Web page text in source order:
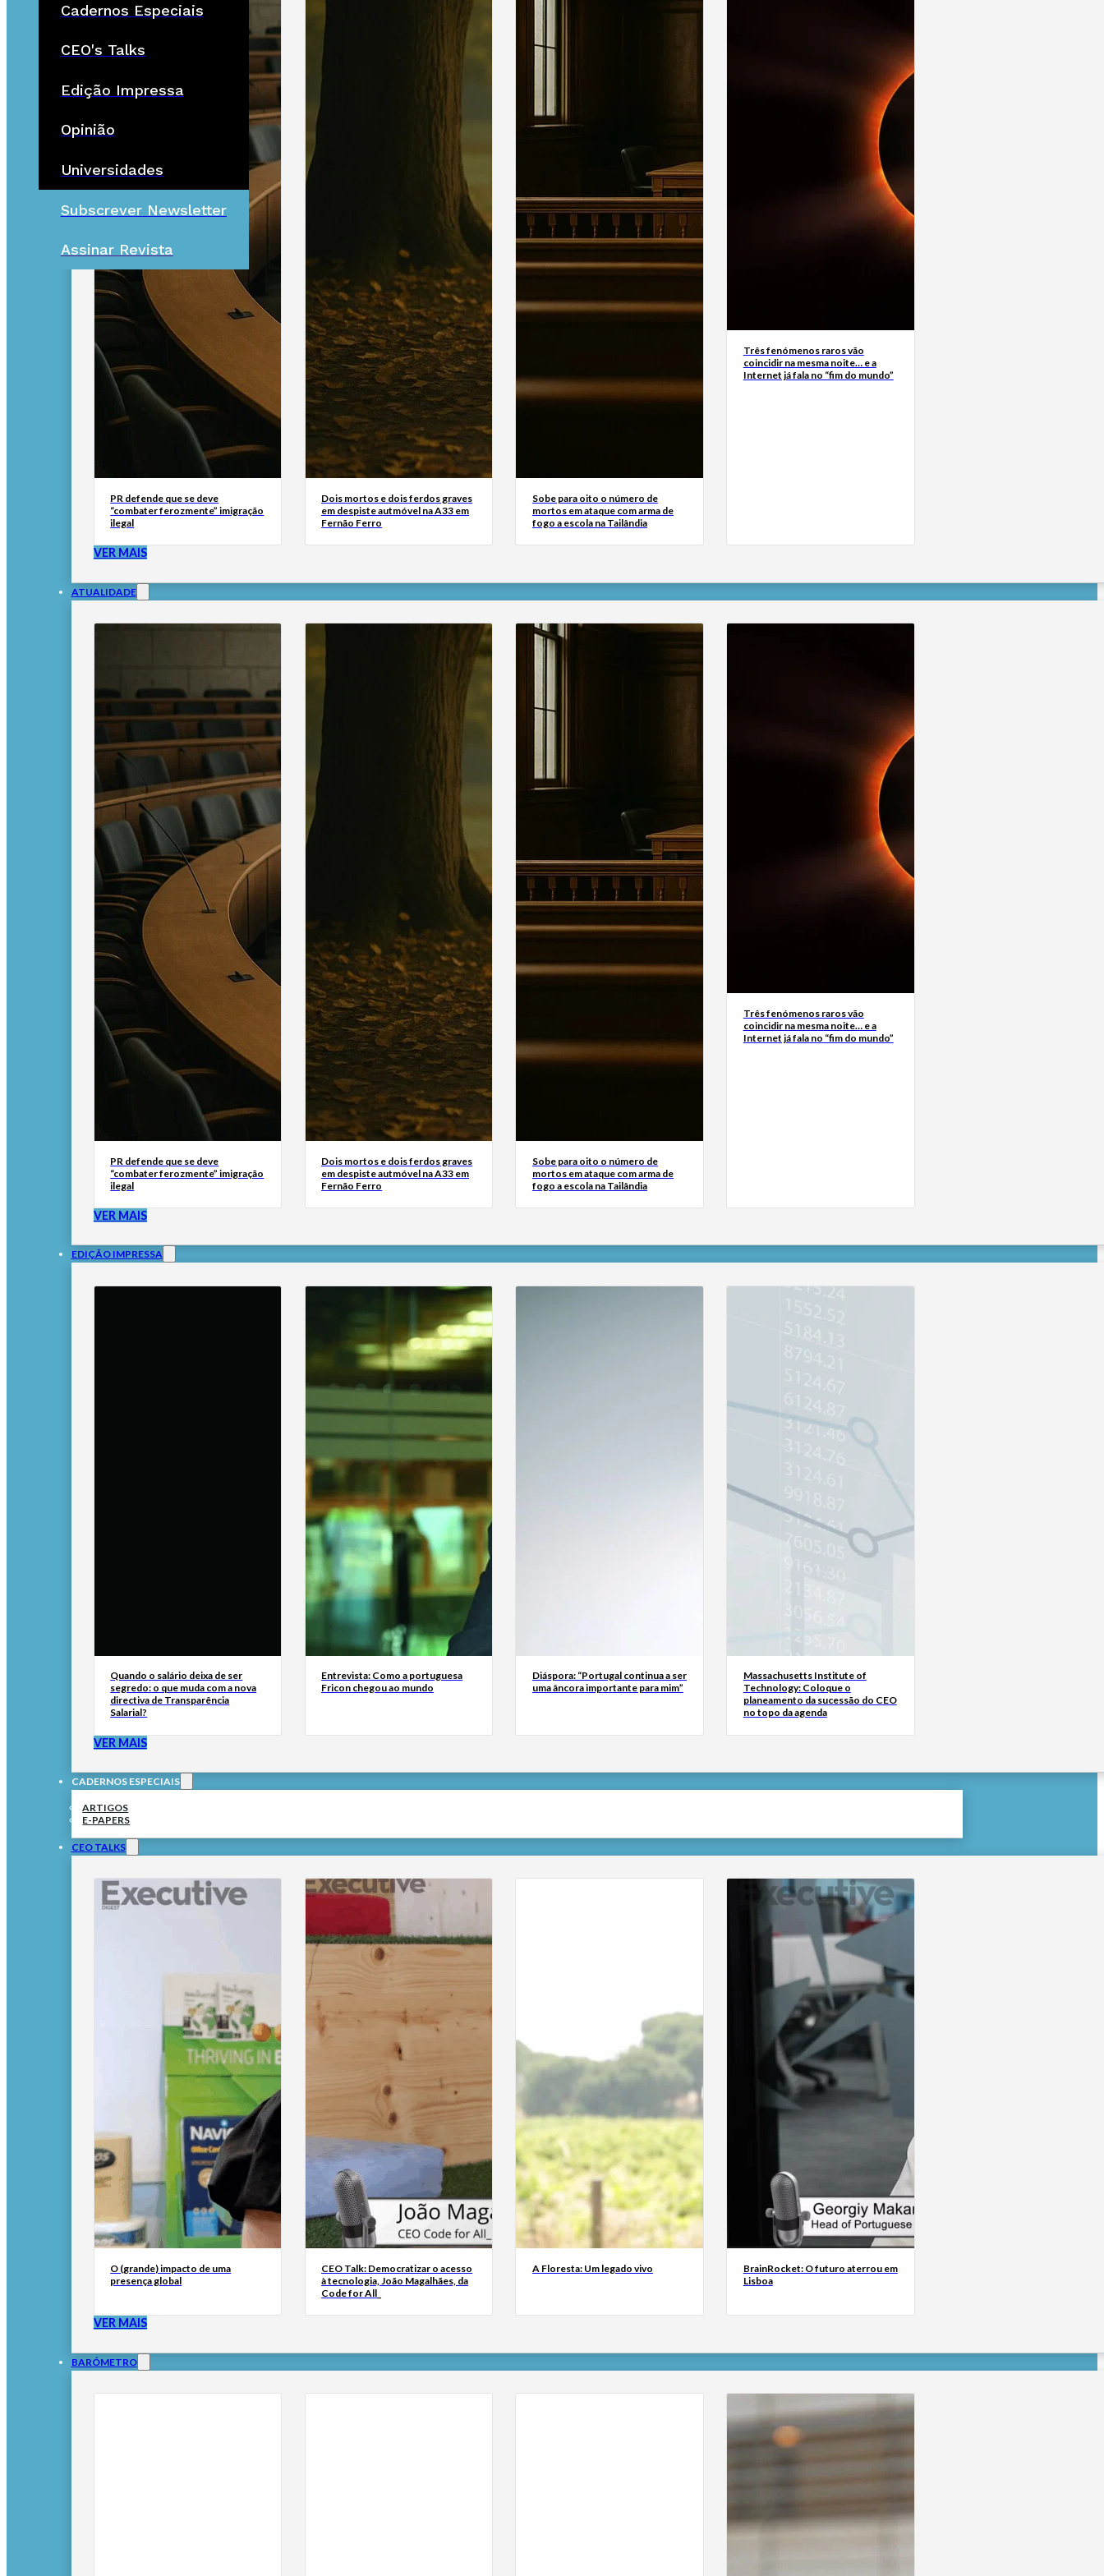
Cadernos Especiais
CEO's Talks
Edição Impressa
Opinião
Universidades
Subscrever Newsletter
Assinar Revista
PR defende que se deve
“combater ferozmente” imigração
ilegal
Dois mortos e dois ferdos graves
em despiste autmóvel na A33 em
Fernão Ferro
Sobe para oito o número de
mortos em ataque com arma de
fogo a escola na Tailândia
Três fenómenos raros vão
coincidir na mesma noite… e a
Internet já fala no “fim do mundo”
VER MAIS
ATUALIDADE
PR defende que se deve
“combater ferozmente” imigração
ilegal
Dois mortos e dois ferdos graves
em despiste autmóvel na A33 em
Fernão Ferro
Sobe para oito o número de
mortos em ataque com arma de
fogo a escola na Tailândia
Três fenómenos raros vão
coincidir na mesma noite… e a
Internet já fala no “fim do mundo”
VER MAIS
EDIÇÃO IMPRESSA
Quando o salário deixa de ser
segredo: o que muda com a nova
directiva de Transparência
Salarial?
Entrevista: Como a portuguesa
Fricon chegou ao mundo
Diáspora: “Portugal continua a ser
uma âncora importante para mim”
Massachusetts Institute of
Technology: Coloque o
planeamento da sucessão do CEO
no topo da agenda
VER MAIS
CADERNOS ESPECIAIS
ARTIGOS
E-PAPERS
CEO TALKS
O (grande) impacto de uma
presença global
CEO Talk: Democratizar o acesso
à tecnologia, João Magalhães, da
Code for All_
A Floresta: Um legado vivo
BrainRocket: O futuro aterrou em
Lisboa
VER MAIS
BARÓMETRO